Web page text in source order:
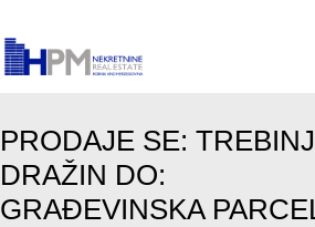
PRODAJE SE:
DRAŽIN DO:
GRAĐEVINSKA